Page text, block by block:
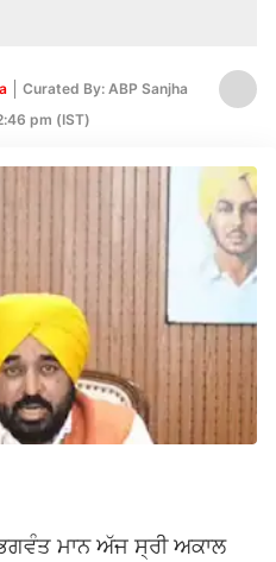
Curated By: ABP Sanjha
Edited
pm (IST)
ਮਾਨਅੱਜ ਸ੍ਰੀ ਅਕਾਲ